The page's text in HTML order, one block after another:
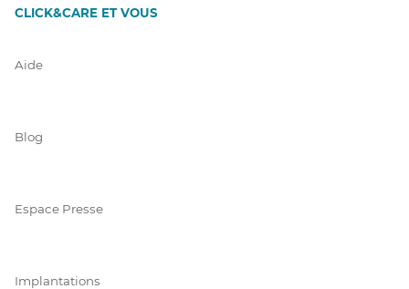
CLICK&CARE ET VOUS
Aide
Blog
Espace Presse
Implantations